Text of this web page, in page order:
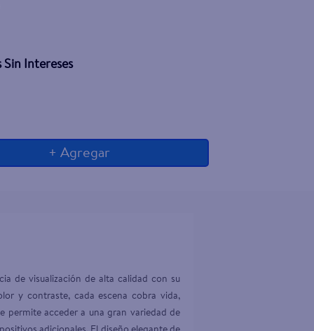
Sin Intereses
+ Agregar
de visualización de alta calidad con su
y contraste, cada escena cobra vida,
permite acceder a una gran variedad de